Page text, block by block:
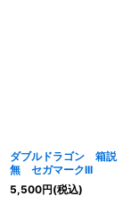
ダブルドラゴン 箱説
無 セガマークIII
5,500円(税込)